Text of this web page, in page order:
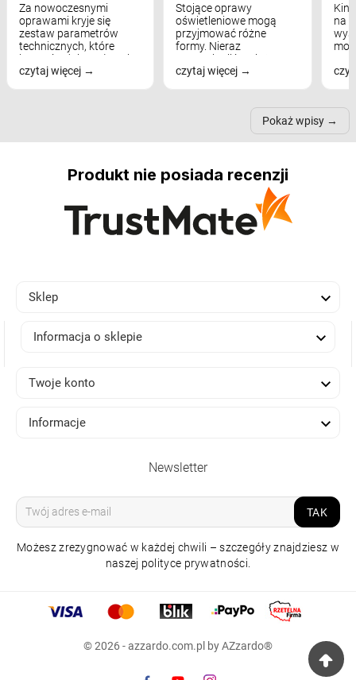
Za nowoczesnymi
oprawami kryje się
zestaw parametrów
technicznych, które
bezpośrednio wpływają
na komfort widzenia,
czytaj więcej
Stojące oprawy
oświetleniowe mogą
przyjmować różne
formy. Nieraz
wspominaliśmy już
modele na łukowych
nich może przydać się w
czytaj więcej
na
Pokaż wpisy
Produkt nie posiada recenzji
LAMPA SUFITOWA
SANTANA TOP 38
579,00 zł
Sklep 
Informacja o sklepie 
Twoje konto 
Informacje 
Newsletter
TAK
Możesz zrezygnować w każdej chwili – szczegóły znajdziesz w
naszej polityce prywatności.
© 2026 - azzardo.com.pl by AZzardo®